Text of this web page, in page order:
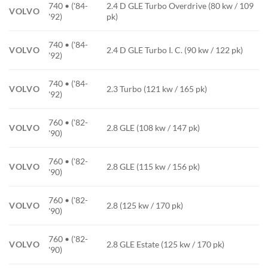
VOLVO
740 • ('84-
'92)
2.4 D GLE Turbo Overdrive (80 kw / 109
pk)
VOLVO
740 • ('84-
'92)
2.4 D GLE Turbo I. C. (90 kw / 122 pk)
VOLVO
740 • ('84-
'92)
2.3 Turbo (121 kw / 165 pk)
VOLVO
760 • ('82-
'90)
2.8 GLE (108 kw / 147 pk)
VOLVO
760 • ('82-
'90)
2.8 GLE (115 kw / 156 pk)
VOLVO
760 • ('82-
'90)
2.8 (125 kw / 170 pk)
VOLVO
760 • ('82-
'90)
2.8 GLE Estate (125 kw / 170 pk)